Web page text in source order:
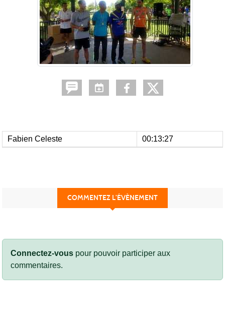
Fabien Celeste 00:13:27
COMMENTEZ L’ÉVÈNEMENT
Connectez-vous pour pouvoir participer aux
commentaires.